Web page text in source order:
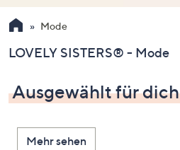
verwenden
Sie
Pfeiltasten
oben
und
nach
unten
Mode
LOVELY SISTERS® - Mode
Ausgewählt für dich
Mehr sehen